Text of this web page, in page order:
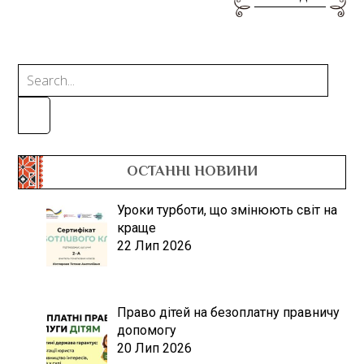
ОСТАННІ НОВИНИ
Уроки турботи, що змінюють світ на
краще
22 Лип 2026
Право дітей на безоплатну правничу
допомогу
20 Лип 2026